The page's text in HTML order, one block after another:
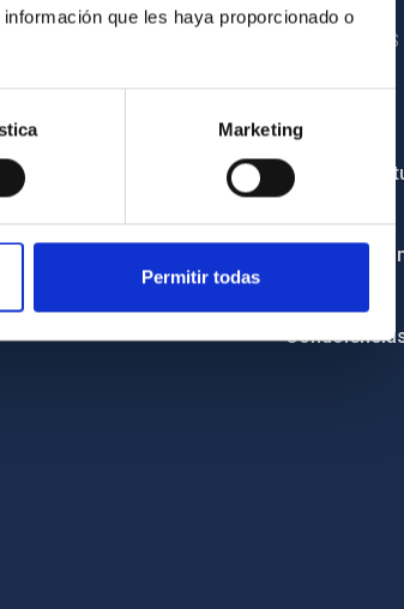
que les haya proporcionado o
Marketing
Permitir todas
OTROS ENLACES
Empleo
Licitaciones
Imagen
Sede